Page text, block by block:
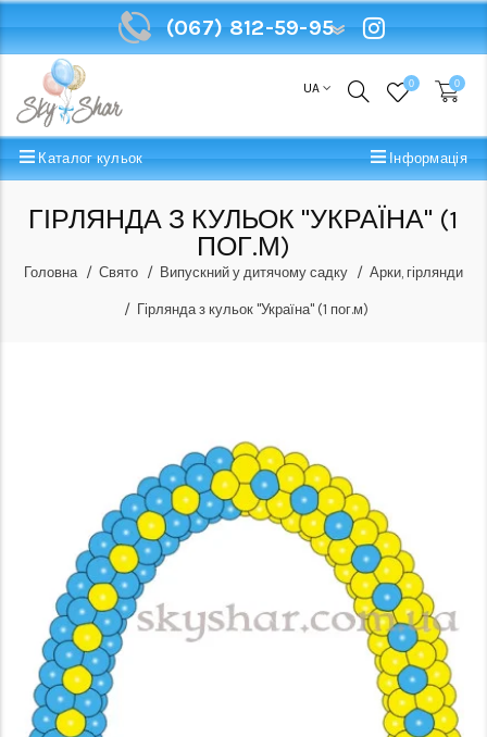
(067) 812-59-95
UA 0 0
Каталог кульок Інформація
ГІРЛЯНДА З КУЛЬОК "УКРАЇНА" (1
ПОГ.М)
Головна Свято Випускний у дитячому садку Арки, гірлянди
Гірлянда з кульок "Україна" (1 пог.м)